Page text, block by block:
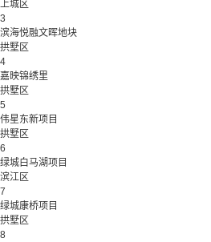
上城区
3
滨海悦融文晖地块
拱墅区
4
嘉映锦绣里
拱墅区
5
伟星东新项目
拱墅区
6
绿城白马湖项目
滨江区
7
绿城康桥项目
拱墅区
8